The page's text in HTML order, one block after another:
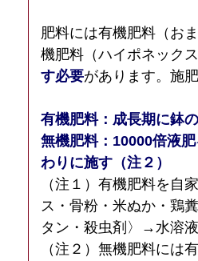
肥料には有機肥料（お
機肥料（ハイポネック
す必要があります。施
有機肥料：成長期に鉢
無機肥料：10000倍液
わりに施す（注２）
（注１）有機肥料を自
ス・骨粉・米ぬか・鶏
タン・殺虫剤〉→水溶
（注２）無機肥料には